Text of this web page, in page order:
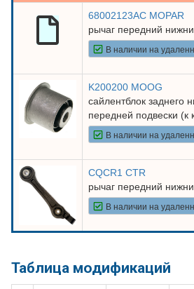
68002123AC MOPAR
рычаг передний
В наличии на
K200200 MOOG
сайлентблок заднего
передней подвески (к
В наличии на
CQCR1 CTR
рычаг передний
В наличии на
Таблица модификаций